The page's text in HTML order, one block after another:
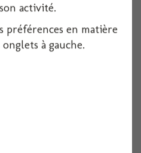
noir - 41cm
activité.
préférences en matière
à gauche.